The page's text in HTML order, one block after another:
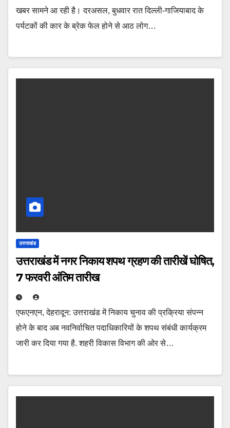
खबर सामने आ रही है। दरअसल, बुधवार रात दिल्ली-गाजियाबाद के
पर्यटकों की कार के ब्रेक फेल होने से आठ लोग…
उत्तराखंड
उत्तराखंड में नगर निकाय शपथ ग्रहण की तारीखें घोषित,
7 फरवरी अंतिम तारीख
एफएनएन, देहरादून: उत्तराखंड में निकाय चुनाव की प्रक्रिया संपन्न
होने के बाद अब नवनिर्वाचित पदाधिकारियों के शपथ संबंधी कार्यक्रम
जारी कर दिया गया है. शहरी विकास विभाग की ओर से…